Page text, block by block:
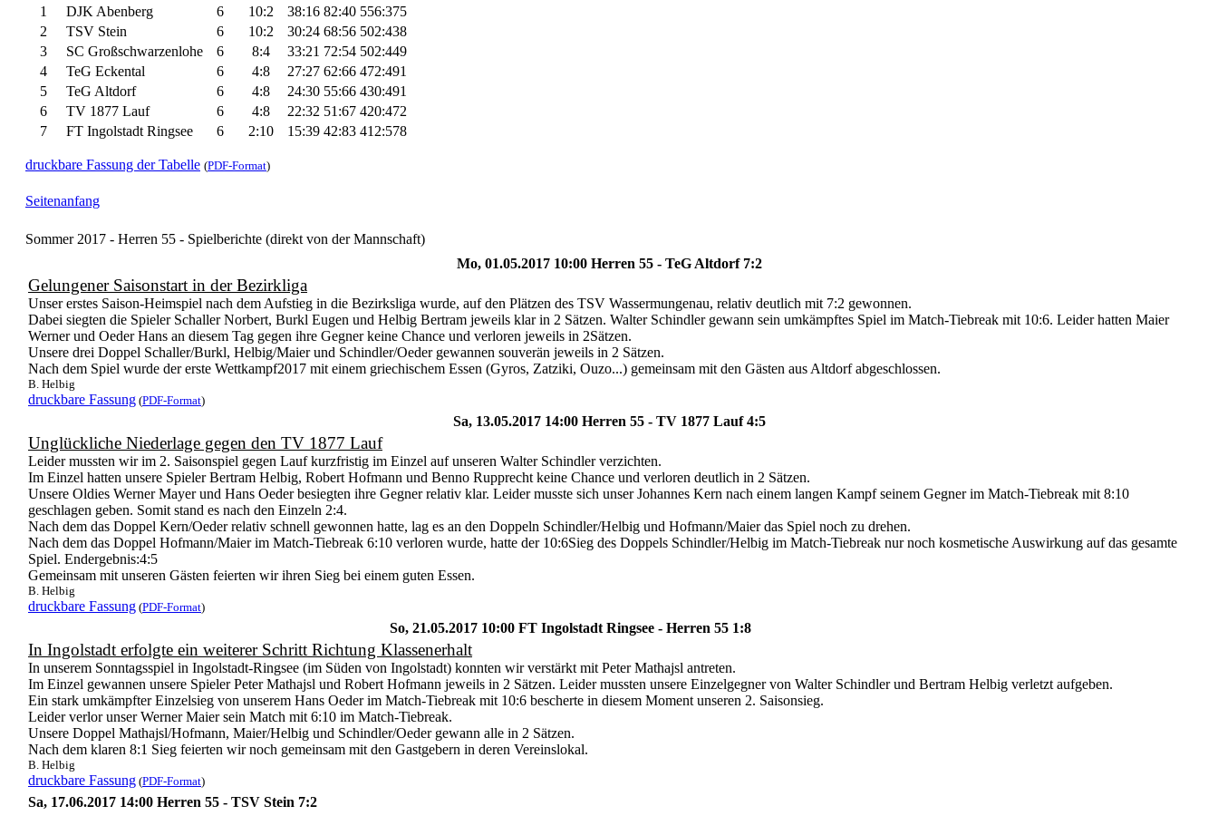
1
DJK Abenberg 6 10:2 38:16 82:40 556:375
2
TSV Stein 6 10:2 30:24 68:56 502:438
3
SC Großschwarzenlohe 6 8:4 33:21 72:54 502:449
4
TeG Eckental 6 4:8 27:27 62:66 472:491
5
TeG Altdorf 6 4:8 24:30 55:66 430:491
6
TV 1877 Lauf 6 4:8 22:32 51:67 420:472
7
FT Ingolstadt Ringsee 6 2:10 15:39 42:83 412:578
druckbare Fassung der Tabelle (PDF-Format)
Seitenanfang
Sommer 2017 - Herren 55 - Spielberichte (direkt von der Mannschaft)
Mo, 01.05.2017 10:00 Herren 55 - TeG Altdorf 7:2
Gelungener Saisonstart in der Bezirkliga
Unser erstes Saison-Heimspiel nach dem Aufstieg in die Bezirksliga wurde, auf den Plätzen des TSV Wassermungenau, relativ deutlich mit 7:2 gewonnen.
Dabei siegten die Spieler Schaller Norbert, Burkl Eugen und Helbig Bertram jeweils klar in 2 Sätzen. Walter Schindler gewann sein umkämpftes Spiel im Match-Tiebreak mit 10:6. Leider hatten Maier
Werner und Oeder Hans an diesem Tag gegen ihre Gegner keine Chance und verloren jeweils in 2Sätzen.
Unsere drei Doppel Schaller/Burkl, Helbig/Maier und Schindler/Oeder gewannen souverän jeweils in 2 Sätzen.
Nach dem Spiel wurde der erste Wettkampf2017 mit einem griechischem Essen (Gyros, Zatziki, Ouzo...) gemeinsam mit den Gästen aus Altdorf abgeschlossen.
B. Helbig
druckbare Fassung (PDF-Format)
Sa, 13.05.2017 14:00 Herren 55 - TV 1877 Lauf 4:5
Unglückliche Niederlage gegen den TV 1877 Lauf
Leider mussten wir im 2. Saisonspiel gegen Lauf kurzfristig im Einzel auf unseren Walter Schindler verzichten.
Im Einzel hatten unsere Spieler Bertram Helbig, Robert Hofmann und Benno Rupprecht keine Chance und verloren deutlich in 2 Sätzen.
Unsere Oldies Werner Mayer und Hans Oeder besiegten ihre Gegner relativ klar. Leider musste sich unser Johannes Kern nach einem langen Kampf seinem Gegner im Match-Tiebreak mit 8:10
geschlagen geben. Somit stand es nach den Einzeln 2:4.
Nach dem das Doppel Kern/Oeder relativ schnell gewonnen hatte, lag es an den Doppeln Schindler/Helbig und Hofmann/Maier das Spiel noch zu drehen.
Nach dem das Doppel Hofmann/Maier im Match-Tiebreak 6:10 verloren wurde, hatte der 10:6Sieg des Doppels Schindler/Helbig im Match-Tiebreak nur noch kosmetische Auswirkung auf das gesamte
Spiel. Endergebnis:4:5
Gemeinsam mit unseren Gästen feierten wir ihren Sieg bei einem guten Essen.
B. Helbig
druckbare Fassung (PDF-Format)
So, 21.05.2017 10:00 FT Ingolstadt Ringsee - Herren 55 1:8
In Ingolstadt erfolgte ein weiterer Schritt Richtung Klassenerhalt
In unserem Sonntagsspiel in Ingolstadt-Ringsee (im Süden von Ingolstadt) konnten wir verstärkt mit Peter Mathajsl antreten.
Im Einzel gewannen unsere Spieler Peter Mathajsl und Robert Hofmann jeweils in 2 Sätzen. Leider mussten unsere Einzelgegner von Walter Schindler und Bertram Helbig verletzt aufgeben.
Ein stark umkämpfter Einzelsieg von unserem Hans Oeder im Match-Tiebreak mit 10:6 bescherte in diesem Moment unseren 2. Saisonsieg.
Leider verlor unser Werner Maier sein Match mit 6:10 im Match-Tiebreak.
Unsere Doppel Mathajsl/Hofmann, Maier/Helbig und Schindler/Oeder gewann alle in 2 Sätzen.
Nach dem klaren 8:1 Sieg feierten wir noch gemeinsam mit den Gastgebern in deren Vereinslokal.
B. Helbig
druckbare Fassung (PDF-Format)
Sa, 17.06.2017 14:00 Herren 55 - TSV Stein 7:2